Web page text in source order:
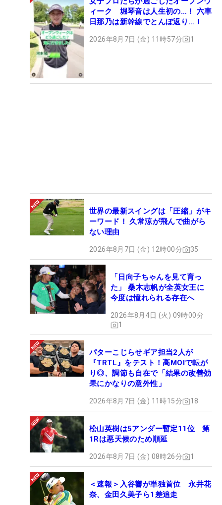
ィーク 堀琴音は人生初の…！ 六車
日那乃は新幹線でとんぼ返り…！
2026年8月7日 (金) 11時57分 1
世界の最新スイングは「圧縮」がキ
ーワード！ 久常涼が飛んで曲がら
ない理由
2026年8月7日 (金) 12時00分 35
「日向子ちゃんを見て育っ
た」 桑木志帆が全英女王に
今度は憧れられる存在へ
2026年8月4日 (火) 09時00分
1
パターこじらせギア担当2人が
『TRTL』をテスト！高MOIで転が
り◎、調節も自在で「結果の改善効
果にかなりの意外性」
2026年8月7日 (金) 11時15分 18
松山英樹は5アンダー暫定11位 第
1Rは悪天候のため順延
2026年8月7日 (金) 08時26分 1
＜速報＞入谷響が単独首位 永井花
奈、金田久美子ら1差追走